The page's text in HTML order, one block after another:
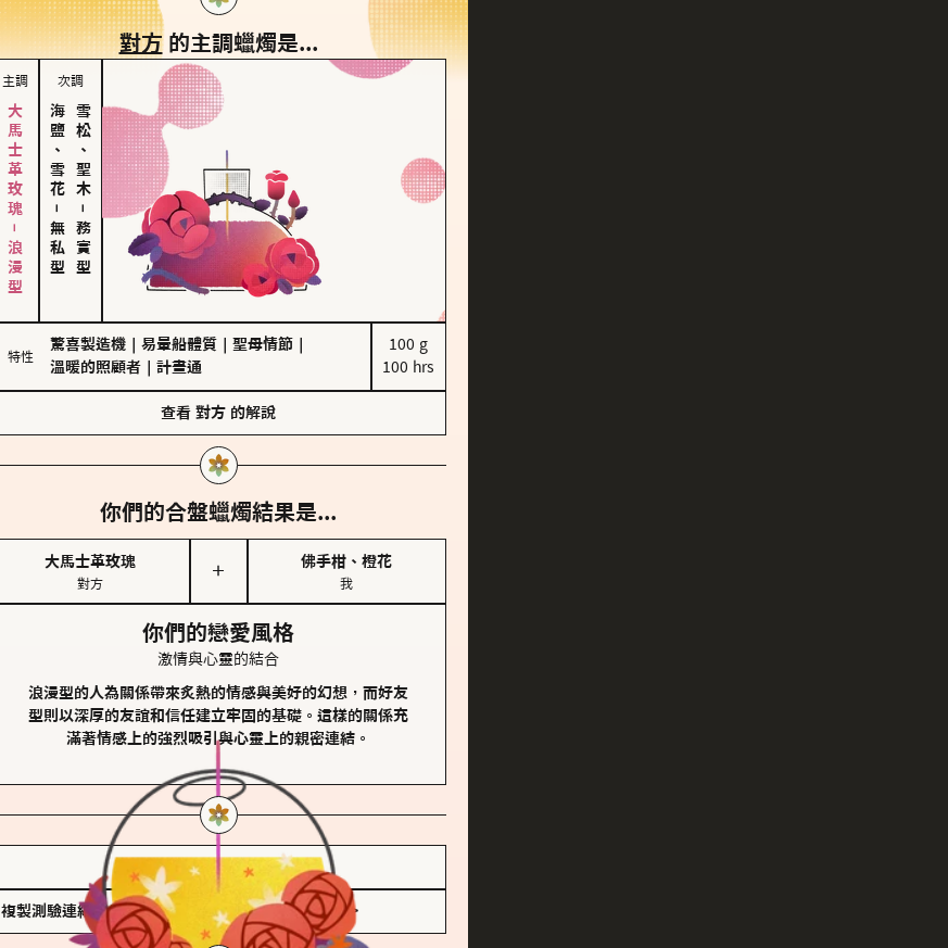
對方的主調蠟燭是...
主調
大馬士革玫瑰－浪漫型
次調
海鹽、雪花
－
無私型
雪松、聖木
－
務實型
特性
驚喜製造機 易暈船體質 聖母情節
溫暖的照顧者
計畫通
100 g
100 hrs
查看 對方 的解說
你們的合盤蠟燭結果是...
大馬士革玫瑰
對方
＋
佛手柑、橙花
我
你們的戀愛風格
激情與心靈的結合
浪漫型的人為關係帶來炙熱的情感與美好的幻想，而好友
型則以深厚的友誼和信任建立牢固的基礎。這樣的關係充
滿著情感上的強烈吸引與心靈上的親密連結。
儲存我的結果圖
複製測驗連結 查看香氛類型全解析 >>>